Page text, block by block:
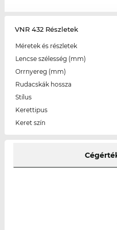
VNR 432 Részletek
Méretek és részletek
Lencse szélesség (mm)
Orrnyereg (mm)
Rudacskák hossza
Stílus
Kerettipus
Keret szín